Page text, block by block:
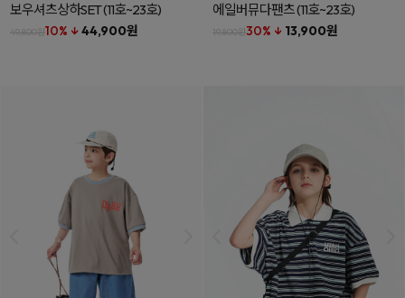
보우셔츠상하SET(11호~23호)
49,800원10% ↓ 44,900원
에일버뮤다팬츠(11호~23호)
19,800원30% ↓ 13,900원